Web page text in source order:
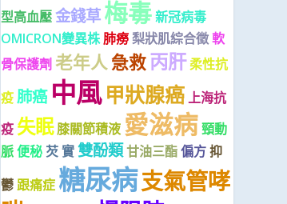
型高血壓 金錢草梅毒新冠病毒
OMICRON變異株肺癆梨狀肌綜合徵軟
骨保護劑 老年人急救丙肝 柔性抗
疫肺癌 中風甲狀腺癌上海抗
疫 失眠膝關節積液 愛滋病頸動
脈便秘 芡 實雙酚類甘油三酯偏方抑
鬱跟痛症 糖尿病支氣管哮